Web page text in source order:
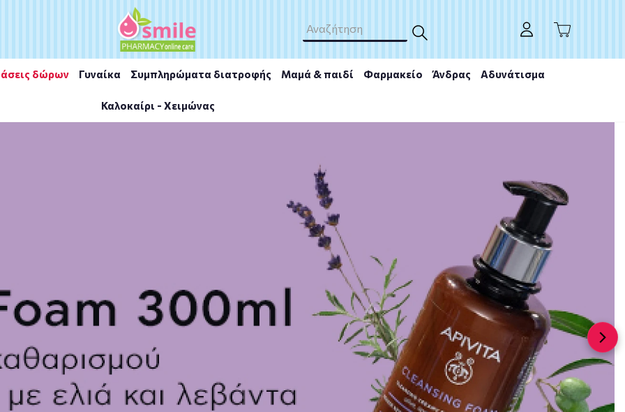
δώρων Γυναίκα Συμπληρώματα διατροφής Μαμά & παιδί Φαρμακείο Άνδρας Αδυνάτισμα
Καλοκαίρι - Χειμώνας